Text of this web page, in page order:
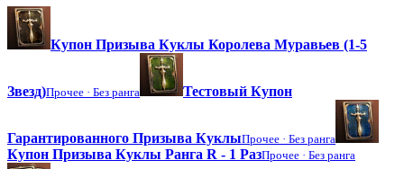
Купон Призыва Куклы Королева Муравьев (1-5
Звезд)Прочее · Без ранга Тестовый Купон
Гарантированного Призыва КуклыПрочее · Без ранга
Купон Призыва Куклы Ранга R - 1 РазПрочее · Без ранга